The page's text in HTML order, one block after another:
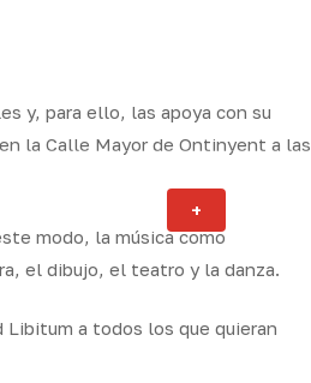
+
y, para ello, las apoya con su
la Calle Mayor de Ontinyent a las
modo, la música como
el dibujo, el teatro y la danza.
Libitum a todos los que quieran